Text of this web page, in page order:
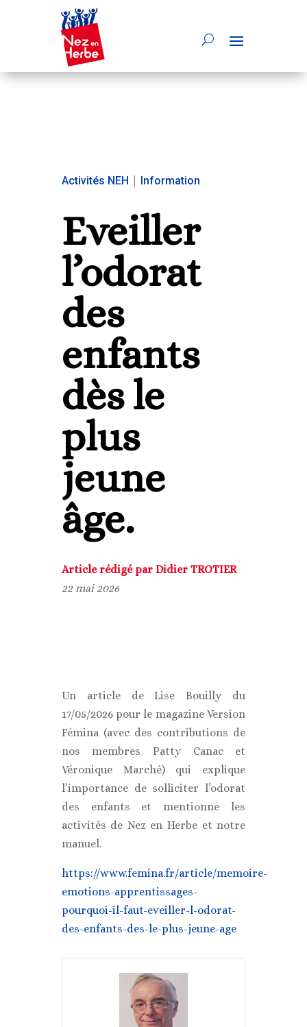
Activités NEH Information
Eveiller
l’odorat
des
enfants
dès le
plus
jeune
âge.
Article rédigé par Didier TROTIER
22 mai 2026
Un article de Lise Bouilly du
17/05/2026 pour le magazine Version
Fémina (avec des contributions de
nos membres Patty Canac et
Véronique Marché) qui explique
l’importance de solliciter l’odorat
des enfants et mentionne les
activités de Nez en Herbe et notre
manuel.
https://www.femina.fr/article/memoire-
emotions-apprentissages-
pourquoi-il-faut-eveiller-l-odorat-
des-enfants-des-le-plus-jeune-age